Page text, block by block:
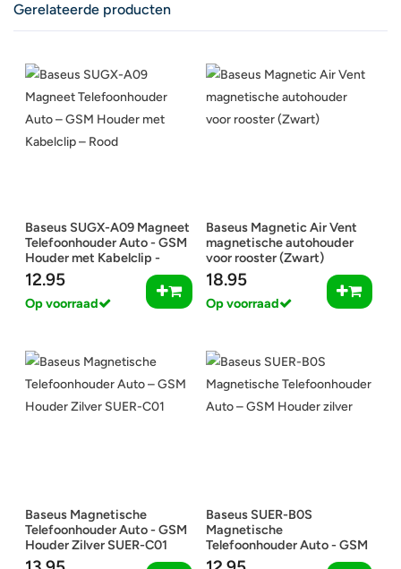
Gerelateerde producten
Baseus SUGX-A09 Magneet
Telefoonhouder Auto - GSM
Houder met Kabelclip -
Rood
12.95
Op voorraad
Baseus Magnetic Air Vent
magnetische autohouder
voor rooster (Zwart)
18.95
Op voorraad
Baseus Magnetische
Telefoonhouder Auto - GSM
Houder Zilver SUER-C01
Baseus SUER-B0S
Magnetische
Telefoonhouder Auto - GSM
Houder zilver